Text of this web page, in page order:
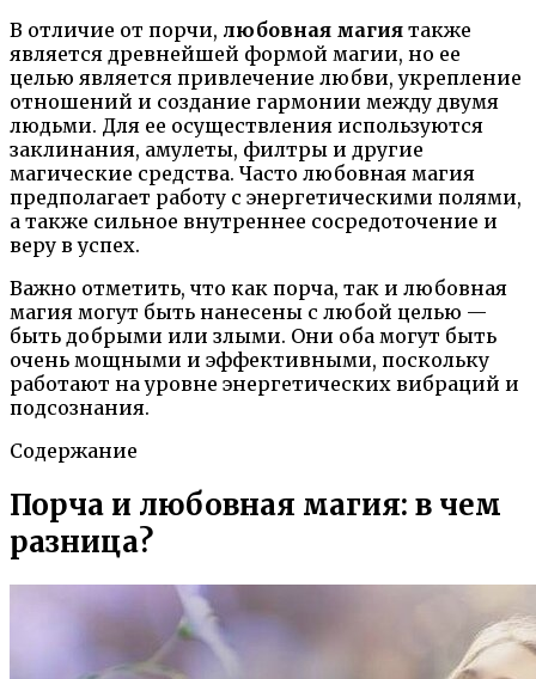
В отличие от порчи, любовная магия также
является древнейшей формой магии, но ее
целью является привлечение любви, укрепление
отношений и создание гармонии между двумя
людьми. Для ее осуществления используются
заклинания, амулеты, филтры и другие
магические средства. Часто любовная магия
предполагает работу с энергетическими полями,
а также сильное внутреннее сосредоточение и
веру в успех.
Важно отметить, что как порча, так и любовная
магия могут быть нанесены с любой целью —
быть добрыми или злыми. Они оба могут быть
очень мощными и эффективными, поскольку
работают на уровне энергетических вибраций и
подсознания.
Содержание
Порча и любовная магия: в чем
разница?